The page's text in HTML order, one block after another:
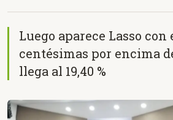
Luego aparece Lasso con
centésimas por encima
llega al 19,40 %